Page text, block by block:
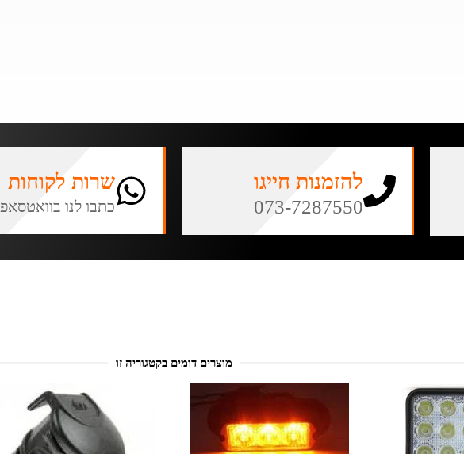
להזמנות חייגו
073-7287550
שרות לקוחות
כתבו לנו בוואטסאפ
מוצרים דומים בקטגוריה זו